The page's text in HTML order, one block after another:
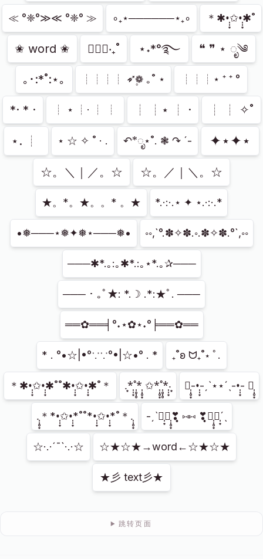
≪ °❈°≫≪ °❈° ≫ ∘₊⋆──────⋆₊∘ ＊✱•̩̩͙✩•̩̩͙✱˚
✬ word ✬ ✱ੈ✩‧₊˚ ⋆˖*°࿐ ❝ ❞ ⋆ ೃ༄
｡･:*˚:⋆｡ ┊┊┊┊ ➶❁۪ ｡˚ ⋆ ┊┊┊⋆ ⁺ ⁺ °
*· * · ┊ ⋆ ┊· ┊ ┊ ┊ ┊⋆ ┊ · ┊ ┊ ✧˚
⋆. ┊ ⁭ ⋆ ☆ ✧ ˚ · . ↶*ೃ⋆˚. ❃ ↷ ˊ- ✦⋆✦⋆
☆。＼｜／。☆ ☆。／｜＼。☆
★。*。★。。* 。★ *.·:·.⋆ ✦ ⋆.·:·.*
•❅───⋆❅✦❅⋆───❅• ◦◦,`°.✽✧✽.◦.✽✧✽.°`,◦◦
───✱*.｡:｡✱*.:｡⋆*.｡✰───
─── ･ ｡ﾟ★: *.☽ .*:★ﾟ. ───
══✿══╡°˖⋆✿⋆˖°╞══✿══
* . °•☆|•°∵∵°•|☆•° . * ₊˚ʚ ᗢ₊˚⋆ ﾟ.
＊✱•̩̩͙✩•̩̩͙✱˚˚✱•̩̩͙✩•̩̩͙✱˚＊ .͙*̩̩͙˚̩̥̩̥*̩̩̥͙ ✩*̩̩̥͙˚̩̥̩̥*̩̩͙‧͙ ✱̩̩̥͙-•̩̩͙-ˏˋ⋆⋆ˊˎ-•̩̩͙- ✱̩̩̥͙
.̩̩̥͙＊*•̩̩͙✩•̩̩͙*˚˚*•̩̩͙✩•̩̩͙*˚＊.̩̩̥͙ -ˏˋ❣̩͙❣̩̩̥͙❣̩̥̩ ⑅⑅ ❣̩̥̩❣̩̩̥͙❣̩͙ˊˎ
☆·.·´¯`·.·☆ ☆★☆★→word←☆★☆★
★彡 text彡★
跳转页面